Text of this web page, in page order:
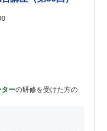
ターの研修を受けた方の